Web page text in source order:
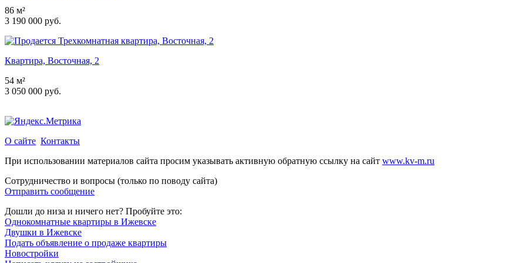
86 м²
3 190 000 руб.
Квартира, Восточная, 2
54 м²
3 050 000 руб.
О сайте Контакты
При использовании материалов сайта просим указывать активную обратную ссылку на сайт www.kv-m.ru
Сотрудничество и вопросы (только по поводу сайта)
Отправить сообщение
Дошли до низа и ничего нет? Пробуйте это:
Однокомнатные квартиры в Ижевске
Двушки в Ижевске
Подать объявление о продаже квартиры
Новостройки